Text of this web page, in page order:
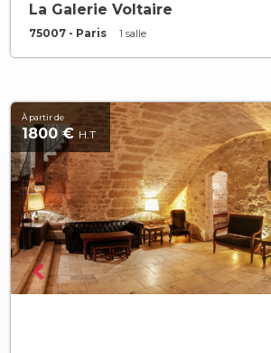
La Galerie Voltaire
75007 - Paris 1 salle
À partir de
1800 € H.T